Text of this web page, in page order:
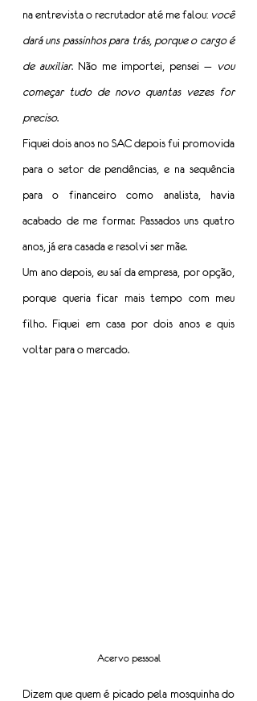
na entrevista o recrutador até me falou: você
dará uns passinhos para trás, porque o cargo é
de auxiliar. Não me importei, pensei — vou
começar tudo de novo quantas vezes for
preciso.
Fiquei dois anos no SAC depois fui promovida
para o setor de pendências, e na sequência
para o financeiro como analista, havia
acabado de me formar. Passados uns quatro
anos, já era casada e resolvi ser mãe.
Um ano depois, eu saí da empresa, por opção,
porque queria ficar mais tempo com meu
filho. Fiquei em casa por dois anos e quis
voltar para o mercado.
Acervo pessoal
Dizem que quem é picado pela mosquinha do